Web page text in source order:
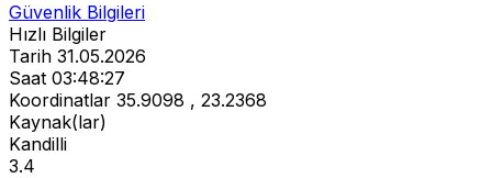
Güvenlik Bilgileri
Hızlı Bilgiler
Tarih 31.05.2026
Saat 03:48:27
Koordinatlar 35.9098 , 23.2368
Kaynak(lar)
Kandilli
3.4